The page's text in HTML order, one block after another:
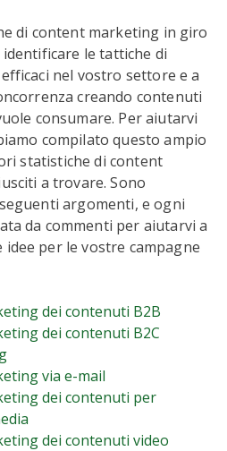
di content marketing in giro
le tattiche di
nel vostro settore e a
creando contenuti
consumare. Per aiutarvi
compilato questo ampio
statistiche di content
a trovare. Sono
argomenti, e ogni
da commenti per aiutarvi a
per le vostre campagne
dei contenuti B2B
dei contenuti B2C
via e-mail
dei contenuti per
dei contenuti video